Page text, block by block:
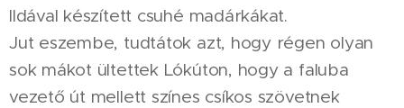
Ildával készített csuhé madárkákat.
Jut eszembe, tudtátok azt, hogy régen olyan
sok mákot ültettek Lókúton, hogy a faluba
vezető út mellett színes csíkos szövetnek